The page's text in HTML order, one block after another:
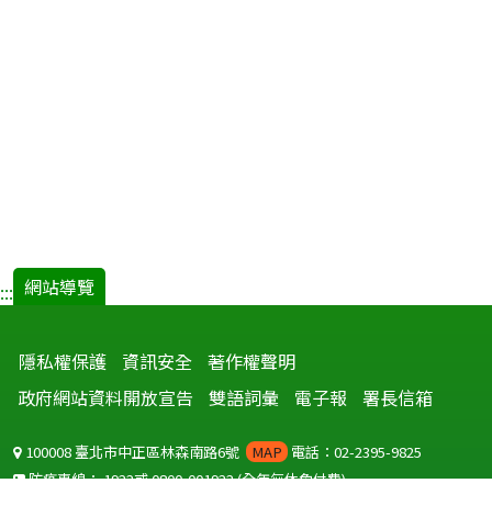
::: 網站導覽
隱私權保護 資訊安全 著作權聲明
政府網站資料開放宣告
雙語詞彙 電子報 署長信箱
100008 臺北市中正區林森南路6號 MAP 電話：02-2395-9825
防疫專線：1922或0800-001922(全年無休免付費)